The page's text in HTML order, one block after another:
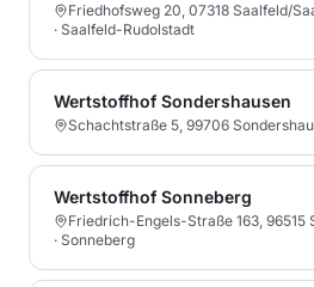
Friedhofsweg 20, 07318 Saalfeld/
· Saalfeld-Rudolstadt
Wertstoffhof Sondershausen
Schachtstraße 5, 99706
Wertstoffhof Sonneberg
Friedrich-Engels-Straße 163, 96515
· Sonneberg